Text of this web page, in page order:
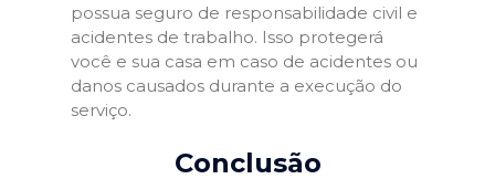
possua seguro de responsabilidade civil e
acidentes de trabalho. Isso protegerá
você e sua casa em caso de acidentes ou
danos causados durante a execução do
serviço.
Conclusão